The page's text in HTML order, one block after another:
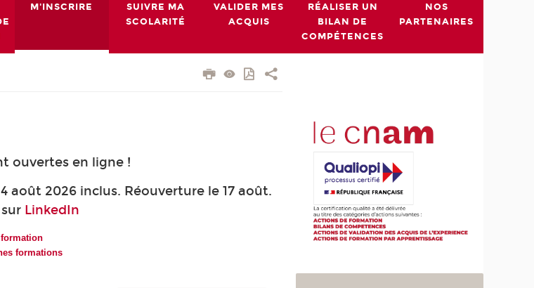
M'INSCRIRE
SUIVRE MA
SCOLARITÉ
VALIDER MES
ACQUIS
RÉALISER UN
BILAN DE
COMPÉTENCES
NOS
PARTENAIRES
ouvertes en ligne !
août 2026 inclus. Réouverture le 17 août.
LinkedIn
formations